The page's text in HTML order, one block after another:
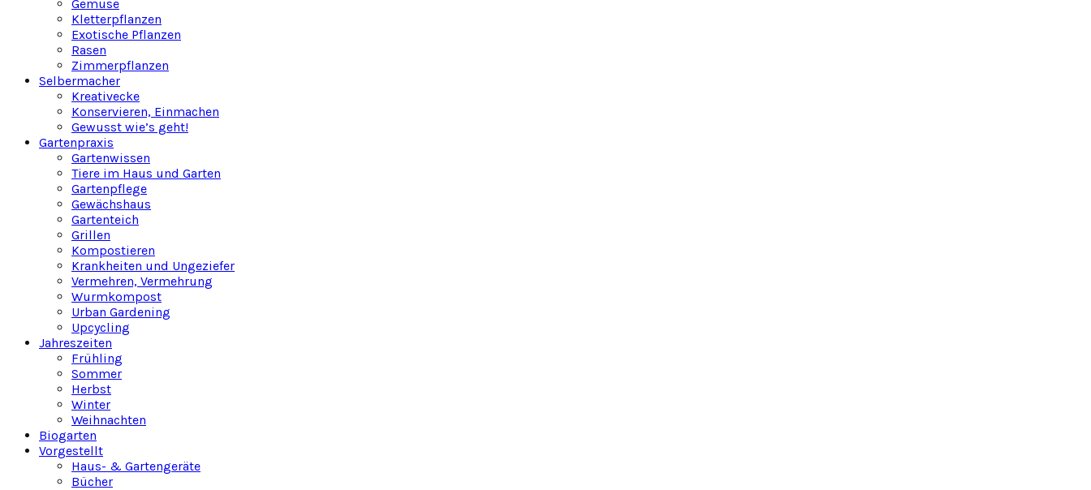
Gemüse
Kletterpflanzen
Exotische Pflanzen
Rasen
Zimmerpflanzen
Selbermacher
Kreativecke
Konservieren, Einmachen
Gewusst wie’s geht!
Gartenpraxis
Gartenwissen
Tiere im Haus und Garten
Gartenpflege
Gewächshaus
Gartenteich
Grillen
Kompostieren
Krankheiten und Ungeziefer
Vermehren, Vermehrung
Wurmkompost
Urban Gardening
Upcycling
Jahreszeiten
Frühling
Sommer
Herbst
Winter
Weihnachten
Biogarten
Vorgestellt
Haus- & Gartengeräte
Bücher